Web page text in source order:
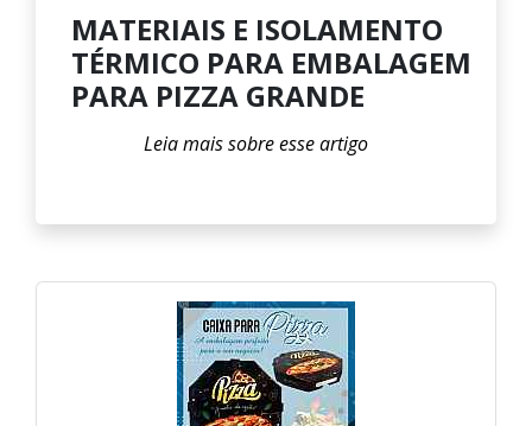
MATERIAIS E ISOLAMENTO
TÉRMICO PARA EMBALAGEM
PARA PIZZA GRANDE